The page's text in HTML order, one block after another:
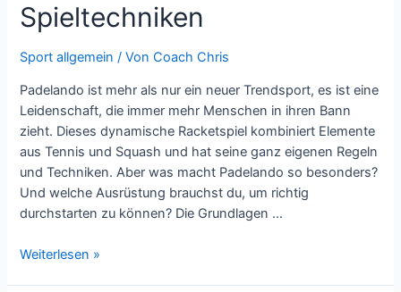
Spieltechniken
Sport allgemein / VonCoach Chris
Padelando ist mehr als nur ein neuer Trendsport, es ist eine
Leidenschaft, die immer mehr Menschen in ihren Bann
zieht. Dieses dynamische Racketspiel kombiniert Elemente
aus Tennis und Squash und hat seine ganz eigenen Regeln
und Techniken. Aber was macht Padelando so besonders?
Und welche Ausrüstung brauchst du, um richtig
durchstarten zu können? Die Grundlagen …
Entdecke
Weiterlesen »